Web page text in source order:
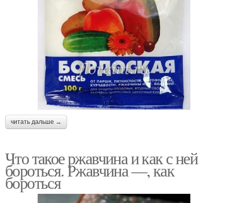
читать дальше →
Что такое ржавчина и как с ней
бороться. Ржавчина —, как
бороться